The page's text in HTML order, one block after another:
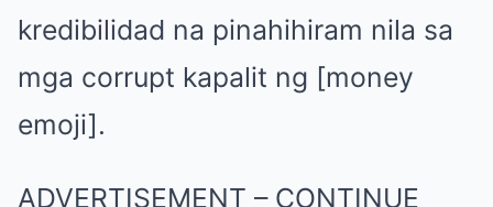
kredibilidad na pinahihiram nila sa
mga corrupt kapalit ng [money
emoji].
ADVERTISEMENT – CONTINUE